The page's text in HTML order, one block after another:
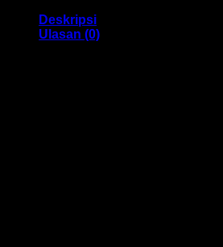
Deskripsi
Ulasan (0)